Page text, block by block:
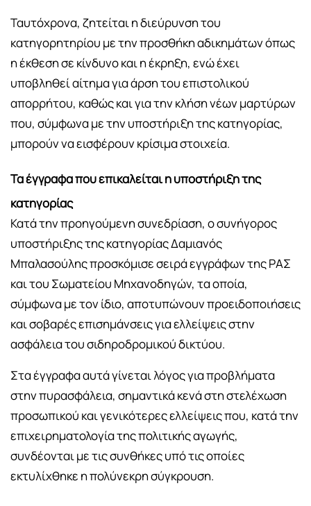
Ταυτόχρονα, ζητείται η διεύρυνση του
κατηγορητηρίου με την προσθήκη αδικημάτων όπως
η έκθεση σε κίνδυνο και η έκρηξη, ενώ έχει
υποβληθεί αίτημα για άρση του επιστολικού
απορρήτου, καθώς και για την κλήση νέων μαρτύρων
που, σύμφωνα με την υποστήριξη της κατηγορίας,
μπορούν να εισφέρουν κρίσιμα στοιχεία.
Τα έγγραφα που επικαλείται η υποστήριξη της
κατηγορίας
Κατά την προηγούμενη συνεδρίαση, ο συνήγορος
υποστήριξης της κατηγορίας Δαμιανός
Μπαλασούλης προσκόμισε σειρά εγγράφων της ΡΑΣ
και του Σωματείου Μηχανοδηγών, τα οποία,
σύμφωνα με τον ίδιο, αποτυπώνουν προειδοποιήσεις
και σοβαρές επισημάνσεις για ελλείψεις στην
ασφάλεια του σιδηροδρομικού δικτύου.
Στα έγγραφα αυτά γίνεται λόγος για προβλήματα
στην πυρασφάλεια, σημαντικά κενά στη στελέχωση
προσωπικού και γενικότερες ελλείψεις που, κατά την
επιχειρηματολογία της πολιτικής αγωγής,
συνδέονται με τις συνθήκες υπό τις οποίες
εκτυλίχθηκε η πολύνεκρη σύγκρουση.